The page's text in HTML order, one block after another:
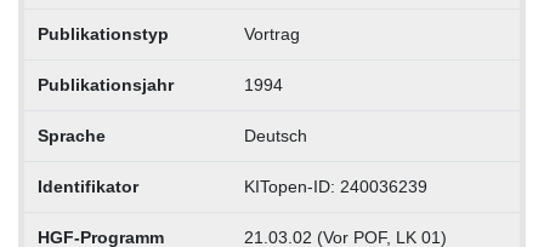
Publikationstyp Vortrag
Publikationsjahr 1994
Sprache Deutsch
Identifikator KITopen-ID: 240036239
HGF-Programm 21.03.02 (Vor POF, LK 01)